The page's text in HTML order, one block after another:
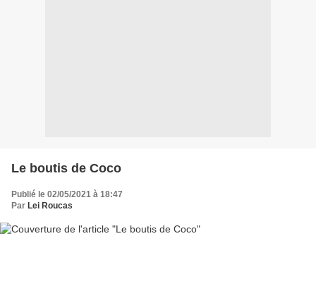
Le boutis de Coco
Publié le 02/05/2021 à 18:47
Par Lei Roucas